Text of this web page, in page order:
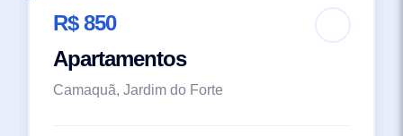
R$ 850
Apartamentos
Camaquã, Jardim do Forte